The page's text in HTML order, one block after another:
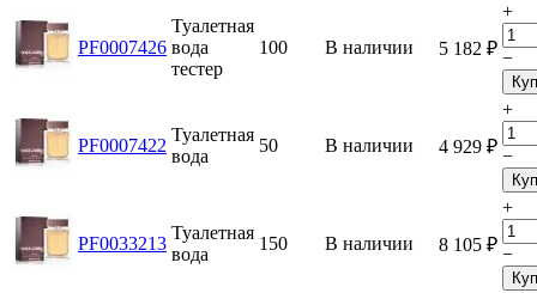
PF0007426
Туалетная
вода
тестер
100 В наличии 5 182 ₽
+
−
PF0007422
Туалетная
вода
50 В наличии 4 929 ₽
+
−
PF0033213
Туалетная
вода
150 В наличии 8 105 ₽
+
−